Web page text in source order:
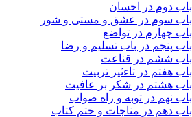
باب دوم در احسان
باب سوم در عشق و مستی و شور
باب چهارم در تواضع
باب پنجم در باب تسلیم و رضا
باب ششم در قناعت
باب هفتم در تاءثیر تربیت
باب هشتم در شکر بر عافیت
باب نهم در توبه و راه صواب
باب دهم در مناجات و ختم کتاب